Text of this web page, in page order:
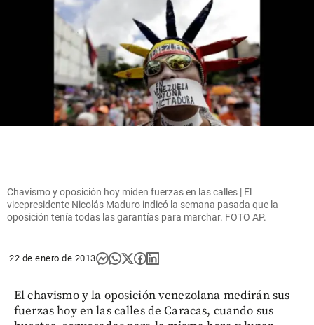
Chavismo y oposición hoy miden fuerzas en las calles | El
vicepresidente Nicolás Maduro indicó la semana pasada que la
oposición tenía todas las garantías para marchar. FOTO AP.
22 de enero de 2013
El chavismo y la oposición venezolana medirán sus
fuerzas hoy en las calles de Caracas, cuando sus